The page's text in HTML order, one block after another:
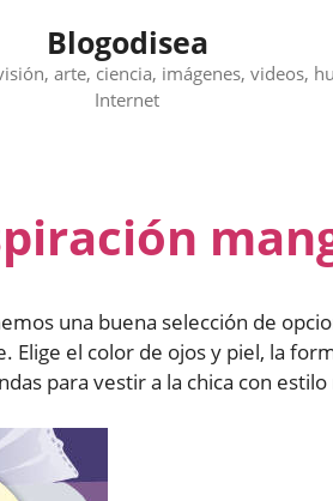
Blogodisea
arte, ciencia, imágenes, videos,
Internet
una buena selección de
Elige el color de ojos y piel, la
para vestir a la chica con estilo